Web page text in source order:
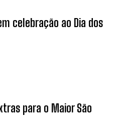
celebração ao Dia dos
para o Maior São